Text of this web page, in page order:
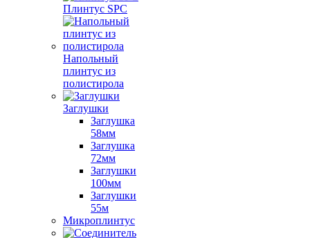
Плинтус SPC
Напольный
плинтус из
полистирола
Заглушки
Заглушка
58мм
Заглушка
72мм
Заглушки
100мм
Заглушки
55м
Микроплинтус